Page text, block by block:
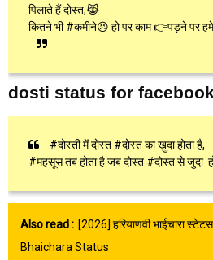
पिलाते हैं दोस्त,😹
कितने भी #कमीने😣 हो पर काम 👉पड़ने पर
dosti status for
#दोस्ती में दोस्त #दोस्त का ख़ुदा होता है,
#महसूस तब होता है जब दोस्त #दोस्त से जुदा
Also read : [2026] हरियाणवी भाईचारा
Bhaichara Status